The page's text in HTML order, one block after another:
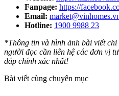
Fanpage: https://
Email:
Hotline: 1900 9988 23
*Thông tin và hình ảnh bài viết
người đọc cần liên hệ các đơn vị
đáp chính xác nhất!
Bài viết cùng chuyên mục